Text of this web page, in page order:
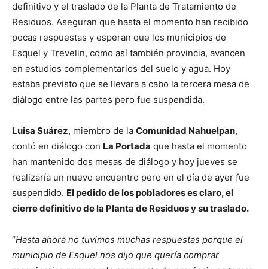
definitivo y el traslado de la Planta de Tratamiento de
Residuos. Aseguran que hasta el momento han recibido
pocas respuestas y esperan que los municipios de
Esquel y Trevelin, como así también provincia, avancen
en estudios complementarios del suelo y agua. Hoy
estaba previsto que se llevara a cabo la tercera mesa de
diálogo entre las partes pero fue suspendida.
Luisa Suárez, miembro de la Comunidad Nahuelpan,
contó en diálogo con La Portada que hasta el momento
han mantenido dos mesas de diálogo y hoy jueves se
realizaría un nuevo encuentro pero en el día de ayer fue
suspendido. El pedido de los pobladores es claro, el
cierre definitivo de la Planta de Residuos y su traslado.
“Hasta ahora no tuvimos muchas respuestas porque el
municipio de Esquel nos dijo que quería comprar